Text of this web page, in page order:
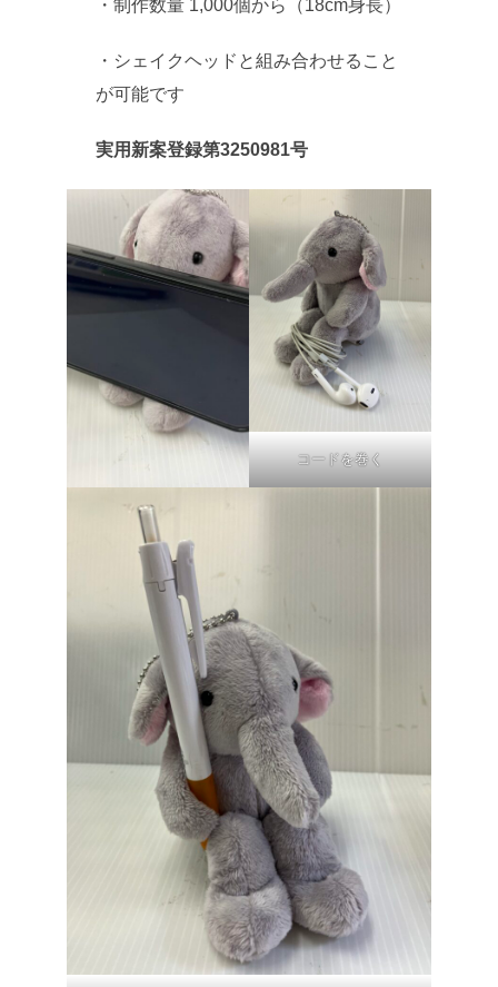
・制作数量 1,000個から（18cm身長）
・シェイクヘッドと組み合わせること
が可能です
実用新案登録第3250981号
コードを巻く